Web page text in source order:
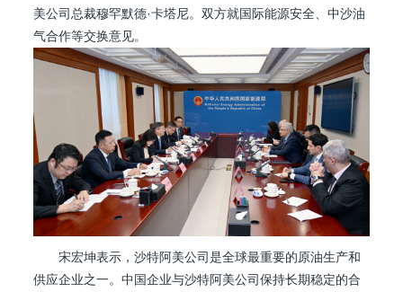
美公司总裁穆罕默德·卡塔尼。双方就国际能源安全、中沙油
气合作等交换意见。
宋宏坤表示，沙特阿美公司是全球最重要的原油生产和
供应企业之一。中国企业与沙特阿美公司保持长期稳定的合